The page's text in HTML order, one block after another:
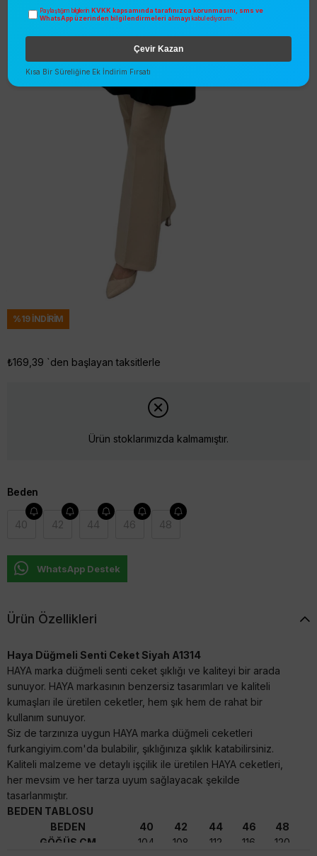
Haya Düğmeli Senti Ceket Siyah
%19İNDIRIM
₺169,39 `den başlayan taksitlerle
Ürün stoklarımızda kalmamıştır.
Beden
40 42 44 46 48
WhatsApp Destek
Ürün Özellikleri
Haya Düğmeli Senti Ceket Siyah A1314
HAYA marka düğmeli senti ceket şıklığı ve kaliteyi bir arada
sunuyor. HAYA markasının benzersiz tasarımları ve kaliteli
kumaşları ile üretilen ceketler, hem şık hem de rahat bir
kullanım sunuyor.
Siz de tarzınıza uygun HAYA marka düğmeli ceketleri
furkangiyim.com'da bulabilir, şıklığınıza şıklık katabilirsiniz.
Kaliteli malzeme ve detaylı işçilik ile üretilen HAYA ceketleri,
her mevsim ve her tarza uyum sağlayacak şekilde
tasarlanmıştır.
BEDEN TABLOSU
BEDEN
40 42 44 46
48
GÖĞÜS CM
104 108 112 116
120
Paylaştığım bilgilerin KVKK kapsamında tarafınızca korunmasını, sms ve
WhatsApp üzerinden bilgilendirmeleri almayı kabul ediyorum.
Çevir Kazan
Kısa Bir Süreliğine Ek İndirim Fırsatı